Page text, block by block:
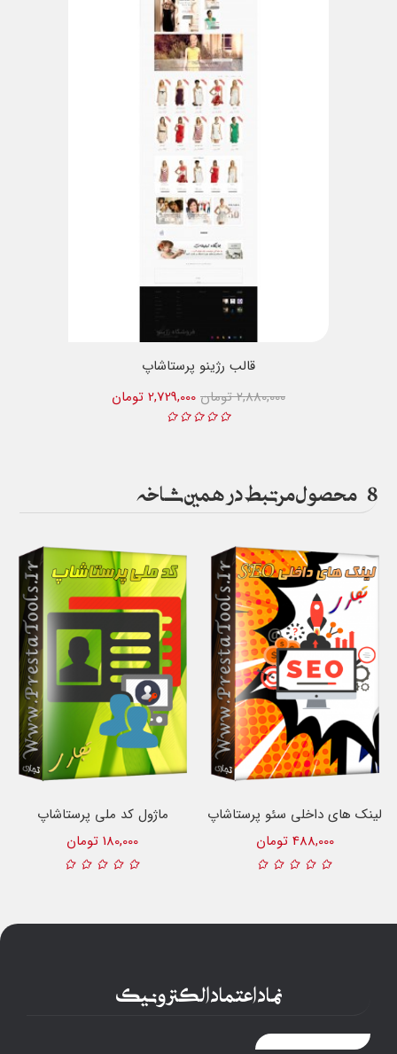
قالب رژینو پرستاشاپ
2,729,000 تومان
2,880,000 تومان
8 محصول مرتبط در همین شاخه
ماژول کد ملی پرستاشاپ
180,000 تومان
لینک های داخلی سئو پرستاشاپ
488,000 تومان
نماد اعتماد الکترونیک